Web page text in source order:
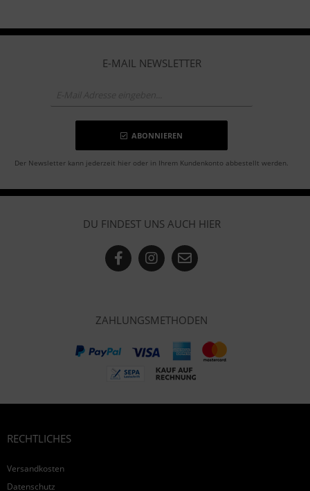
E-MAIL NEWSLETTER
ABONNIEREN
Der Newsletter kann jederzeit hier oder in Ihrem Kundenkonto abbestellt werden.
DU FINDEST UNS AUCH HIER
ZAHLUNGSMETHODEN
RECHTLICHES
Versandkosten
Datenschutz